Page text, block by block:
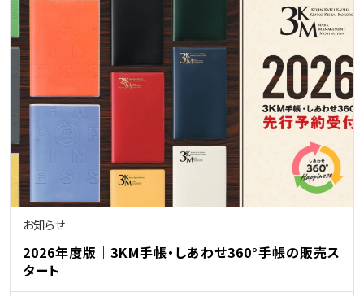
お知らせ
2026年度版｜3KM手帳・しあわせ360°手帳の販売ス
タート